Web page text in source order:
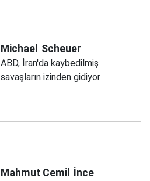
Michael Scheuer
ABD, İran'da kaybedilmiş
savaşların izinden gidiyor
Mahmut Cemil İnce